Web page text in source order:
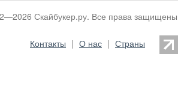
Скайбукер.ру. Все права защищены
Контакты | О нас | Страны